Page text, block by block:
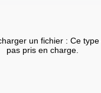
un fichier : Ce
pas pris en charge.